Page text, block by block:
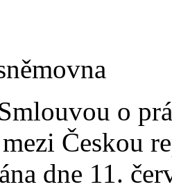
o
Českou
dne 11.